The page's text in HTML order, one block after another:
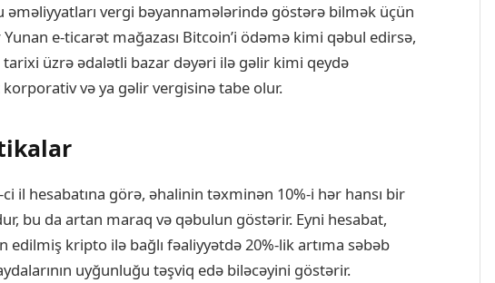
vergi bəyannamələrində göstərə bilmək üçün
Yunan e-ticarət mağazası Bitcoin’i ödəmə kimi qəbul edirsə,
tarixi üzrə ədalətli bazar dəyəri ilə gəlir kimi qeydə
korporativ və ya gəlir vergisinə tabe olur.
ci il hesabatına görə, əhalinin təxminən 10%-i hər hansı bir
bu da artan maraq və qəbulun göstərir. Eyni hesabat,
edilmiş kripto ilə bağlı fəaliyyətdə 20%-lik artıma səbəb
uyğunluğu təşviq edə biləcəyini göstərir.